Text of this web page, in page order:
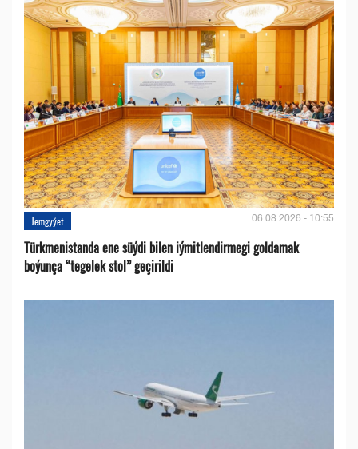
Jemgyýet 06.08.2026 - 10:55
Türkmenistanda ene süýdi bilen iýmitlendirmegi goldamak
boýunça “tegelek stol” geçirildi